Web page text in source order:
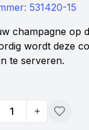
531420-15
champagne op
wordt deze
te serveren.